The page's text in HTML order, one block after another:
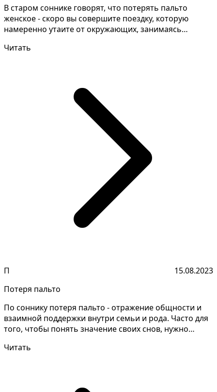
В старом соннике говорят, что потерять пальто
женское - скоро вы совершите поездку, которую
намеренно утаите от окружающих, занимаясь
Читать
П
15.08.2023
Потеря пальто
По соннику потеря пальто - отражение общности и
взаимной поддержки внутри семьи и рода. Часто для
того, чтобы понять значение своих снов, нужно
Читать